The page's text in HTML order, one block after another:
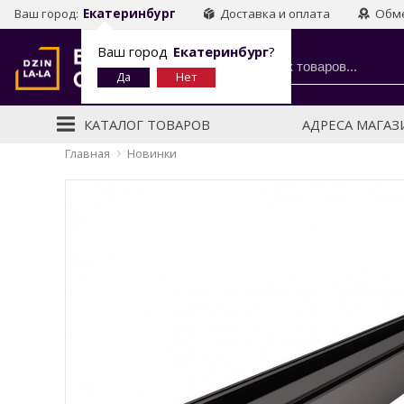
Ваш город: Екатеринбург
Ваш город Екатеринбург?
Доставка и оплата
КАТАЛОГ ТОВАРОВ АДРЕСА
Главная Новинки